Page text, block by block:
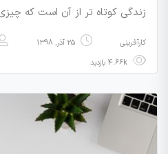
زندگی کوتاه تر از آن است که
کارآفرینی 25 آذر, 1398